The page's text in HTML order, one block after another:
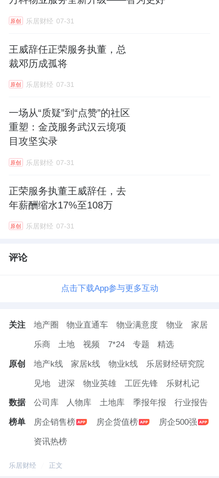
原创 乐居财经 07-31
王威辞任正荣服务执董，总
裁邓历成孤将
原创 乐居财经 07-31
一场从“质疑”到“点赞”的社区
重塑：金茂服务武汉云境项
目攻坚实录
原创 乐居财经 07-31
正荣服务执董王威辞任，去
年薪酬缩水17%至108万
原创 乐居财经 07-31
评论
点击下载App参与更多互动
关注 地产圈 物业直通车 物业满意度 物业 家居
乐商 土地 视频 7*24 专题 精选
原创 地产k线 家居k线 物业k线 乐居财经研究院
见地 进深 物业英雄 工匠先锋 乐财札记
数据 公司库 人物库 土地库 季报年报 行业报告
榜单 房企销售榜 房企货值榜 房企500强
资讯热榜
乐居财经 正文